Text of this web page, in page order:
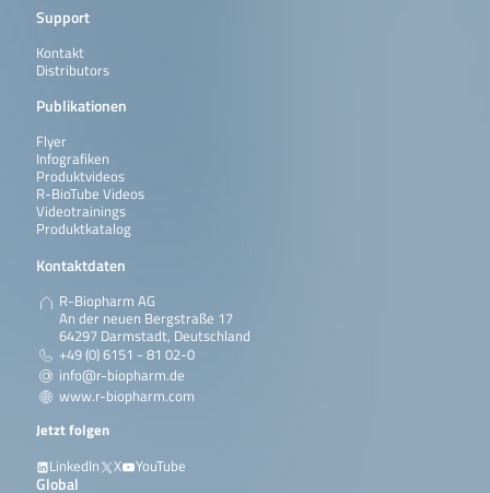
Support
Kontakt
Distributors
Publikationen
Flyer
Infografiken
Produktvideos
R-BioTube Videos
Videotrainings
Produktkatalog
Kontaktdaten
R-Biopharm AG
An der neuen Bergstraße 17
64297 Darmstadt, Deutschland
+49 (0) 6151 - 81 02-0
info@r-biopharm.de
www.r-biopharm.com
Jetzt folgen
LinkedIn
X YouTube
Global